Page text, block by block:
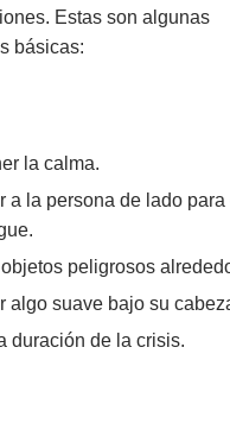
Estas son algunas
básicas:
la calma.
a la persona de lado para
peligrosos
algo suave bajo su
duración de la crisis.